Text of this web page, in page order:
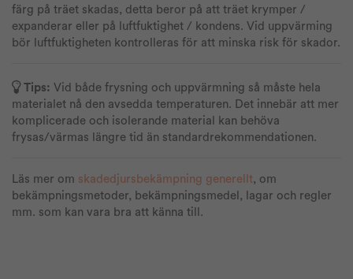
färg på träet skadas, detta beror på att träet krymper /
expanderar eller på luftfuktighet / kondens. Vid uppvärming
bör luftfuktigheten kontrolleras för att minska risk för skador.
Tips: Vid både frysning och uppvärmning så måste hela
materialet nå den avsedda temperaturen. Det innebär att mer
komplicerade och isolerande material kan behöva
frysas/värmas längre tid än standardrekommendationen.
Läs mer om skadedjursbekämpning generellt, om
bekämpningsmetoder, bekämpningsmedel, lagar och regler
mm. som kan vara bra att känna till.